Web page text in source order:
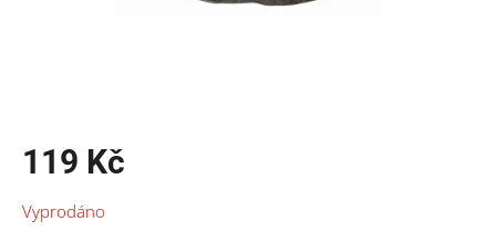
119 Kč
cena:
Vyprodáno